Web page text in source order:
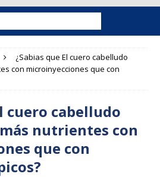
¿Sabias que El cuero cabelludo
con microinyecciones que con
cuero cabelludo
nutrientes con
que con